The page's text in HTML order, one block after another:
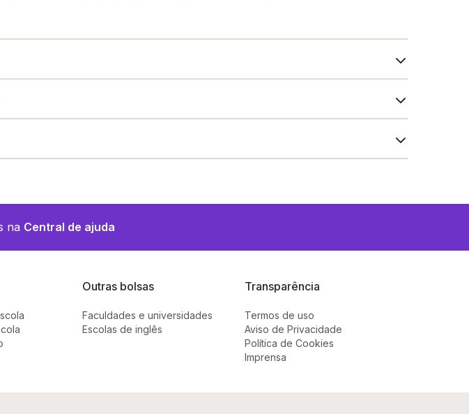
e desenvolvimento educacional dos seus alunos, contendo:
você.
na Central de ajuda
Outras bolsas
Faculdades e universidades
Escolas de inglês
Transparência
Termos de uso
Aviso de Privacidade
Política de Cookies
Imprensa